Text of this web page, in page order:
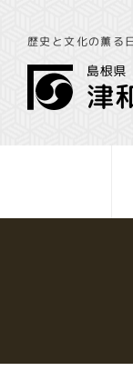
歴史と文化の薫る